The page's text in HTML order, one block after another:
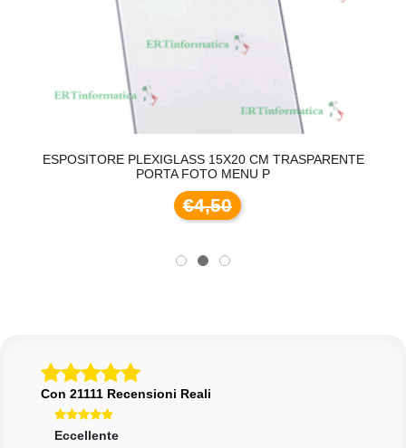
ESPOSITORE PLEXIGLASS 15X20 CM TRASPARENTE
PORTA FOTO MENU P
€4,50
Con 21111 Recensioni Reali
Eccellente